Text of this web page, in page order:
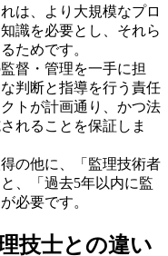
は、より大規模なプロ
識を必要とし、それら
ためです。
督・管理を一手に担
判断と指導を行う責任
トが計画通り、かつ法
れることを保証しま
の他に、「監理技術者
、「過去5年以内に監
必要です。
技士との違い